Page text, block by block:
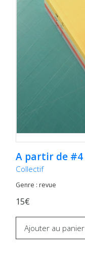
A partir de #4
Collectif
Genre : revue
15€
Ajouter au panier